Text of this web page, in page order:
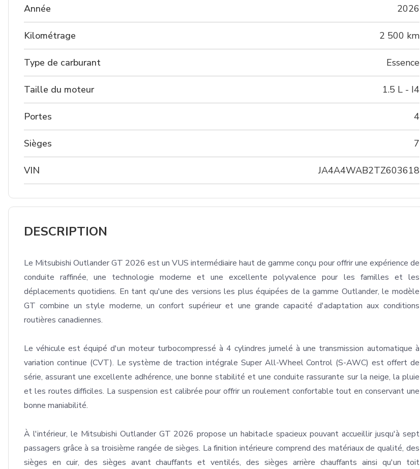
Année 2026
Kilométrage 2 500 km
Type de carburant Essence
Taille du moteur 1.5 L - I4
Portes 4
Sièges 7
VIN JA4A4WAB2TZ603618
DESCRIPTION
Le Mitsubishi Outlander GT 2026 est un VUS intermédiaire haut de gamme conçu pour offrir une expérience de
conduite raffinée, une technologie moderne et une excellente polyvalence pour les familles et les
déplacements quotidiens. En tant qu'une des versions les plus équipées de la gamme Outlander, le modèle
GT combine un style moderne, un confort supérieur et une grande capacité d'adaptation aux conditions
routières canadiennes.
Le véhicule est équipé d'un moteur turbocompressé à 4 cylindres jumelé à une transmission automatique à
variation continue (CVT). Le système de traction intégrale Super All-Wheel Control (S-AWC) est offert de
série, assurant une excellente adhérence, une bonne stabilité et une conduite rassurante sur la neige, la pluie
et les routes difficiles. La suspension est calibrée pour offrir un roulement confortable tout en conservant une
bonne maniabilité.
À l'intérieur, le Mitsubishi Outlander GT 2026 propose un habitacle spacieux pouvant accueillir jusqu'à sept
passagers grâce à sa troisième rangée de sièges. La finition intérieure comprend des matériaux de qualité, des
sièges en cuir, des sièges avant chauffants et ventilés, des sièges arrière chauffants ainsi qu'un toit